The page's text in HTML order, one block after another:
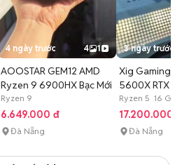
4 ngày trước 4 1
AOOSTAR GEM12 AMD
Ryzen 9 6900HX Bạc Mới
Ryzen 9
6.649.000 đ
Đà Nẵng
3 ngày trước
Xig Gaming
5600X RTX
16GB/1000G
Ryzen 5 16 GB
17.200.000 đ
Đà Nẵng